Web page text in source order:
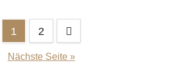
1 2
Nächste Seite »